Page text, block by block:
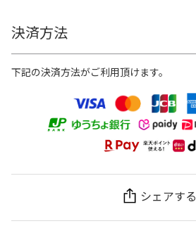
決済方法
下記の決済方法がご利用頂けます。
シェアする